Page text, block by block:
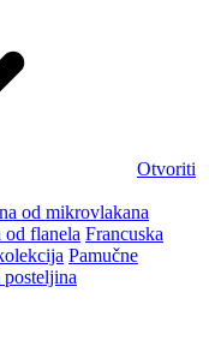
Otvoriti
od mikrovlakana
od flanela Francuska
Pamučne